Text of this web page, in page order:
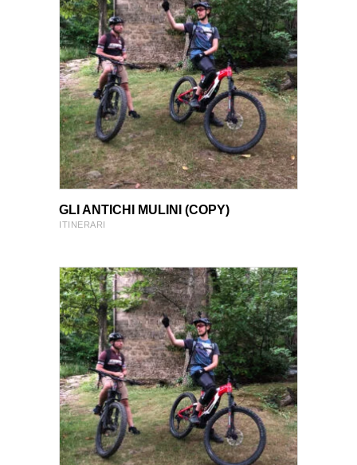
VIEW PRODUCT
VIEW PRODUCT
GLI ANTICHI MULINI (COPY)
ITINERARI